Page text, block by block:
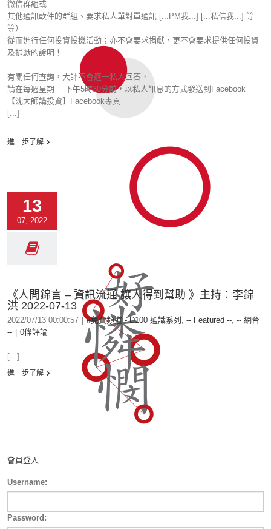
微信群組或
其他通訊軟件的群組、要求私人單對單通訊 [...PM我...] [...私信我...] 等
等）
從而進行任何投資投機活動；亦不會要求捐獻，更不會要求提供任何投資
及捐獻的證明！
有關任何查詢，大師不會逐一私人回答，
請在每週星期三 下午5時30分前，以私人訊息的方式發送到Facebook
【沈大師講投資】Facebook專頁
[...]
進一步了解
13
07, 2022
《人間錦言 – 資訊流通 讓人得到幫助 》主持︰李錦
洪 2022-07-13
2022/07/13 00:00:57 #免費頻道 - D100 通識系列 , -- Featured --, -- 網台
--
0條評論
[...]
進一步了解
會員登入
Username:
Password: